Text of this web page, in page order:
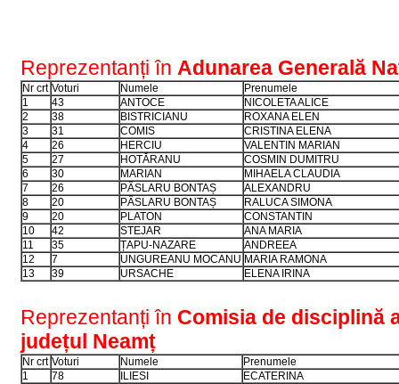
Reprezentanți în Adunarea Generală
Nr crt Voturi Numele
Prenumele
1
43 ANTOCE
NICOLETA ALICE
2
38 BISTRICIANU
ROXANA ELEN
3
31 COMIS
CRISTINA ELENA
4
26 HERCIU
VALENTIN MARIAN
5
27 HOTĂRANU
COSMIN DUMITRU
6
30 MARIAN
MIHAELA CLAUDIA
7
26 PÂSLARU BONTAȘ
ALEXANDRU
8
20 PÂSLARU BONTAȘ
RALUCA SIMONA
9
20 PLATON
CONSTANTIN
10
42 STEJAR
ANA MARIA
11
35 ȚAPU-NAZARE
ANDREEA
12
7 UNGUREANU MOCANU MARIA RAMONA
13
39 URSACHE ELENA IRINA
Reprezentanți în Comisia de disciplină
județul Neamț
Nr crt Voturi Numele
Prenumele
1
78 ILIESI
ECATERINA